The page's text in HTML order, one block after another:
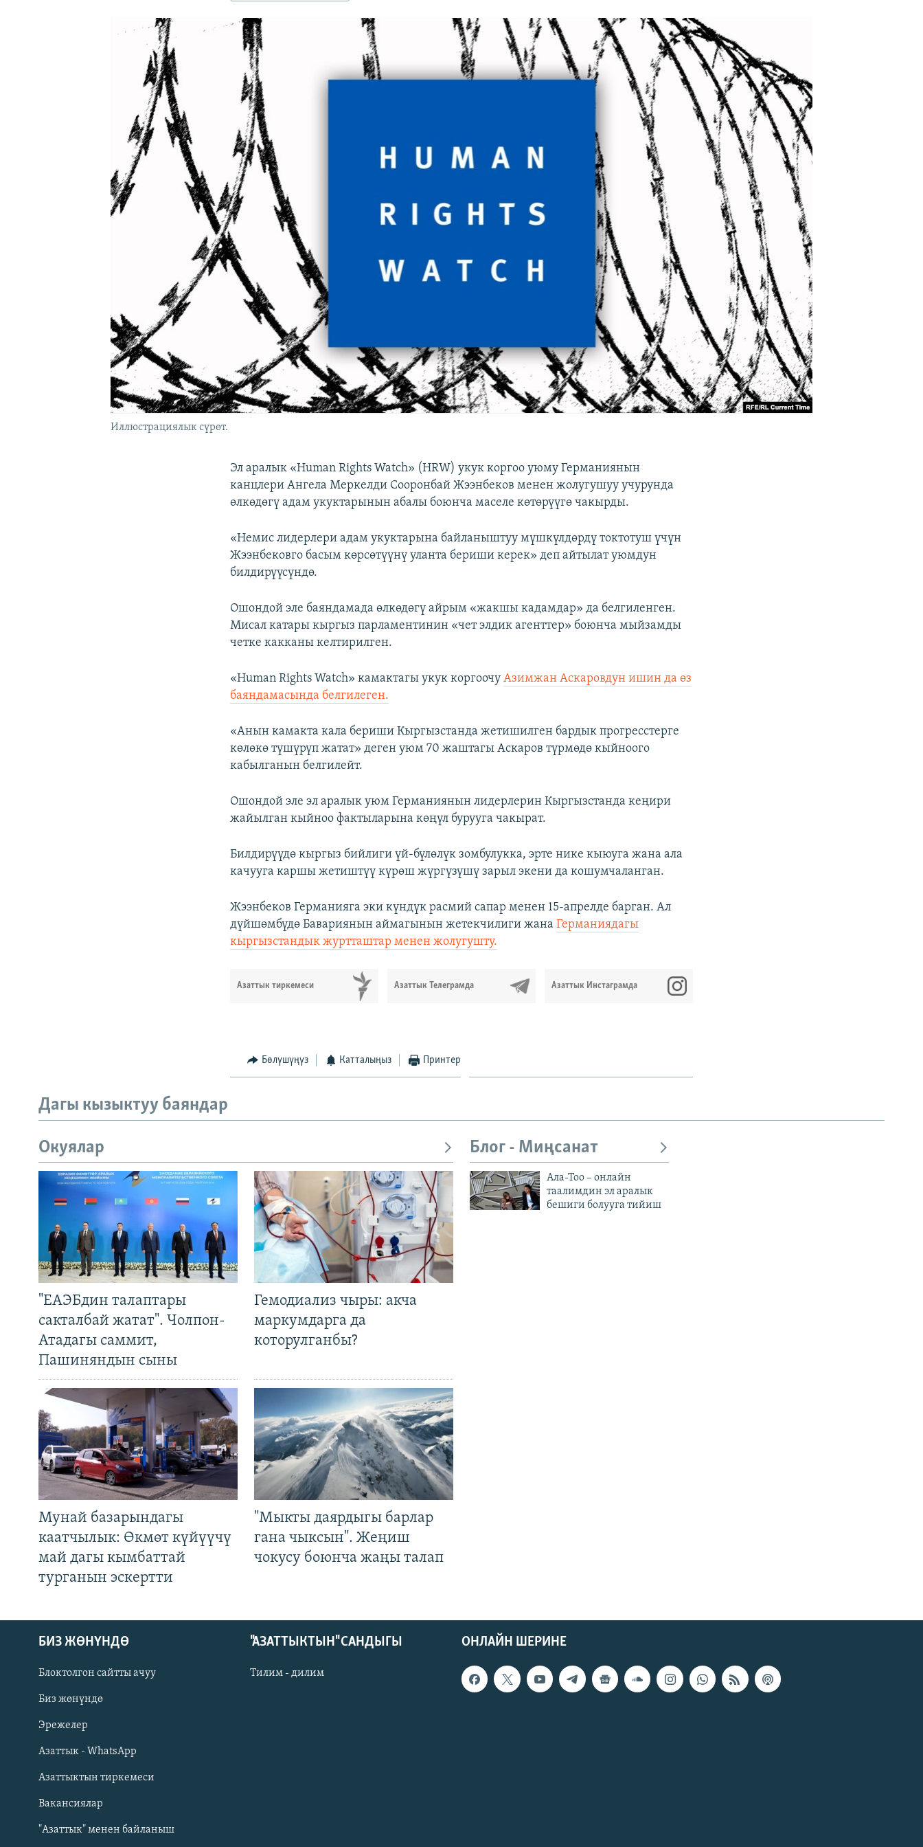
Русский
ОНЛАЙН ШЕРИНЕ
Иллюстрациялык сүрөт.
Эл аралык «Human Rights Watch» (HRW) укук коргоо уюму Германиянын
канцлери Ангела Меркелди Сооронбай Жээнбеков менен жолугушуу учурунда
өлкөдөгү адам укуктарынын абалы боюнча маселе көтөрүүгө чакырды.
«Немис лидерлери адам укуктарына байланыштуу мүшкүлдөрдү токтотуш үчүн
Жээнбековго басым көрсөтүүнү уланта бериши керек» деп айтылат уюмдун
билдирүүсүндө.
Ошондой эле баяндамада өлкөдөгү айрым «жакшы кадамдар» да белгиленген.
Мисал катары кыргыз парламентинин «чет элдик агенттер» боюнча мыйзамды
четке какканы келтирилген.
«Human Rights Watch» камактагы укук коргоочуАзимжан Аскаровдун ишин да өз
баяндамасында белгилеген.
«Анын камакта кала бериши Кыргызстанда жетишилген бардык прогресстерге
көлөкө түшүрүп жатат» деген уюм 70 жаштагы Аскаров түрмөдө кыйноого
кабылганын белгилейт.
Ошондой эле эл аралык уюм Германиянын лидерлерин Кыргызстанда кеңири
жайылган кыйноо фактыларына көңүл бурууга чакырат.
Билдирүүдө кыргыз бийлиги үй-бүлөлүк зомбулукка, эрте нике кыюуга жана ала
качууга каршы жетиштүү күрөш жүргүзүшү зарыл экени да кошумчаланган.
Жээнбеков Германияга эки күндүк расмий сапар менен 15-апрелде барган. Ал
дүйшөмбүдө Бавариянын аймагынын жетекчилиги жанаГерманиядагы
кыргызстандык журтташтар менен жолугушту.
Азаттык тиркемеси Азаттык Телеграмда Азаттык Инстаграмда
Бөлүшүңүз Катталыңыз Принтер
Дагы кызыктуу баяндар
Окуялар
"ЕАЭБдин талаптары
сакталбай жатат". Чолпон-
Атадагы саммит,
Пашиняндын сыны
Гемодиализ чыры: акча
маркумдарга да
которулганбы?
Мунай базарындагы
каатчылык: Өкмөт күйүүчү
май дагы кымбаттай
турганын эскертти
"Мыкты даярдыгы барлар
гана чыксын". Жеңиш
чокусу боюнча жаңы талап
Блог - Миңсанат
Ала-Тоо – онлайн
таалимдин эл аралык
бешиги болууга тийиш
ОНЛАЙН ШЕРИНЕ
БИЗ ЖӨНҮНДӨ
Блоктолгон сайтты ачуу
Биз жөнүндө
Эрежелер
Азаттык - WhatsApp
Азаттыктын тиркемеси
Вакансиялар
"Азаттык" менен байланыш
"АЗАТТЫКТЫН" САНДЫГЫ
Тилим - дилим